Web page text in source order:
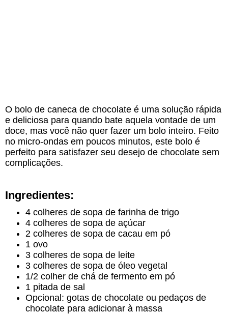
O bolo de caneca de chocolate é uma solução rápida
e deliciosa para quando bate aquela vontade de um
doce, mas você não quer fazer um bolo inteiro. Feito
no micro-ondas em poucos minutos, este bolo é
perfeito para satisfazer seu desejo de chocolate sem
complicações.
Ingredientes:
4 colheres de sopa de farinha de trigo
4 colheres de sopa de açúcar
2 colheres de sopa de cacau em pó
1 ovo
3 colheres de sopa de leite
3 colheres de sopa de óleo vegetal
1/2 colher de chá de fermento em pó
1 pitada de sal
Opcional: gotas de chocolate ou pedaços de
chocolate para adicionar à massa